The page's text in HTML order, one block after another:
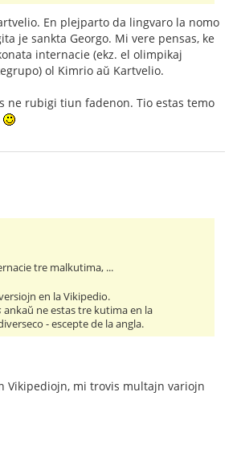
En plejparto da lingvaro la nomo
je sankta Georgo. Mi vere pensas, ke
internacie (ekz. el olimpikaj
ol Kimrio aŭ Kartvelio.
ne rubigi tiun fadenon. Tio estas temo
tre malkutima, ...
en la Vikipedio.
ankaŭ ne estas tre kutima en la
- escepte de la angla.
Vikipediojn, mi trovis multajn variojn